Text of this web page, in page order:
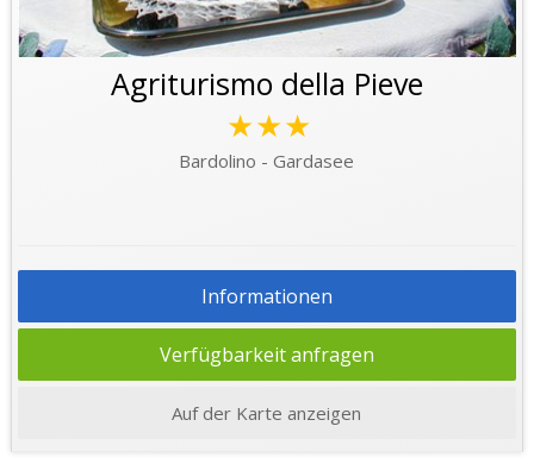
Agriturismo della Pieve
★★★
Bardolino - Gardasee
Informationen
Verfügbarkeit anfragen
Auf der Karte anzeigen